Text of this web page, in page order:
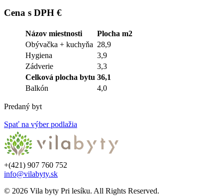
Cena s DPH €
Názov miestnosti
Plocha m2
Obývačka + kuchyňa 28,9
Hygiena
3,9
Zádverie
3,3
Celková plocha bytu 36,1
Balkón
4,0
Predaný byt
Spať na výber podlažia
+(421) 907 760 752
info@vilabyty.sk
© 2026 Vila byty Pri lesíku. All Rights Reserved.